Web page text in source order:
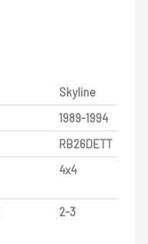
Skyline
1989-1994
RB26DETT
4x4
2-3